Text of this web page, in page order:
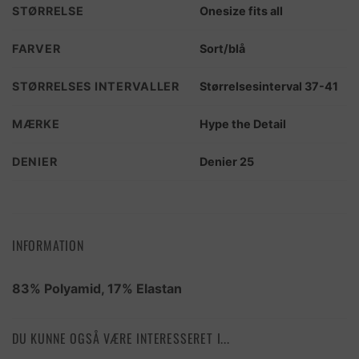
STØRRELSE Onesize fits all
FARVER Sort/blå
STØRRELSES INTERVALLER Størrelsesinterval 37-41
MÆRKE Hype the Detail
DENIER Denier 25
INFORMATION
83% Polyamid, 17% Elastan
DU KUNNE OGSÅ VÆRE INTERESSERET I...